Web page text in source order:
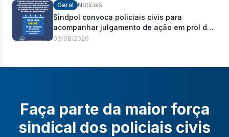
Geral Notícias
Sindpol convoca policiais civis para
acompanhar julgamento de ação em prol do
pagamento de 100% do abono de
03/08/2026
Faça parte da maior força
sindical dos policiais civis